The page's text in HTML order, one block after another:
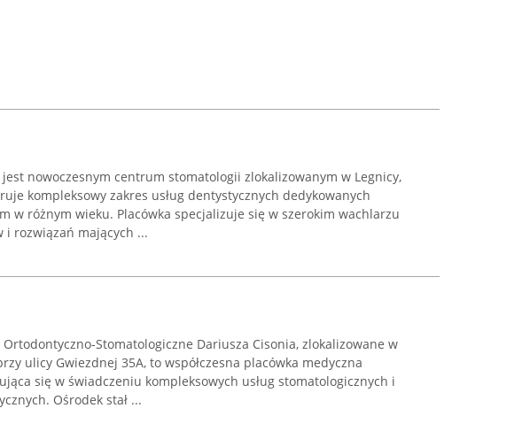
nowoczesnym centrum stomatologii zlokalizowanym w Legnicy,
kompleksowy zakres usług dentystycznych dedykowanych
w różnym wieku. Placówka specjalizuje się w szerokim wachlarzu
i rozwiązań mających ...
Stomatologiczne Dariusza Cisonia, zlokalizowane w
ulicy Gwiezdnej 35A, to współczesna placówka medyczna
się w świadczeniu kompleksowych usług stomatologicznych i
Ośrodek stał ...